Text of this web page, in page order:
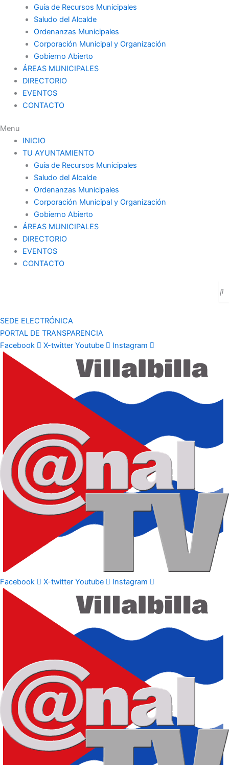
Guía de Recursos Municipales
Saludo del Alcalde
Ordenanzas Municipales
Corporación Municipal y Organización
Gobierno Abierto
ÁREAS MUNICIPALES
DIRECTORIO
EVENTOS
CONTACTO
Menu
INICIO
TU AYUNTAMIENTO
Guía de Recursos Municipales
Saludo del Alcalde
Ordenanzas Municipales
Corporación Municipal y Organización
Gobierno Abierto
ÁREAS MUNICIPALES
DIRECTORIO
EVENTOS
CONTACTO
SEDE ELECTRÓNICA
PORTAL DE TRANSPARENCIA
Facebook
X-twitter Youtube Instagram
Facebook X-twitter Youtube Instagram